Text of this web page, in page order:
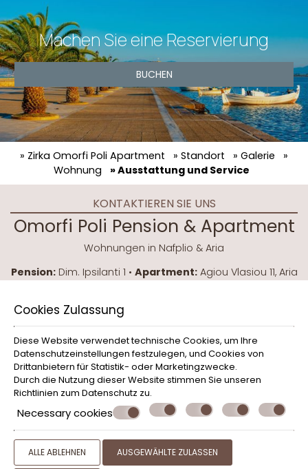
Machen Sie eine Reservierung
BUCHEN
» Zirka Omorfi Poli Apartment » Standort » Galerie
»
Wohnung
» Ausstattung und Service
KONTAKTIEREN SIE UNS
Omorfi Poli Pension & Apartment
Wohnungen in Nafplio & Aria
Pension:Dim. Ipsilanti 1 • Apartment:Agiou Vlasiou 11, Aria
Nafplio - Argolida 21100 - Greece
+30 2752021565
sofroni5@otenet.gr
Check-in 15:00 Check-out 11:00
Geöffnet 1.04 - 31.10
Cookies Zulassung
Diese Website verwendet technische Cookies, um Ihre
Datenschutzeinstellungen festzulegen, und Cookies von
Drittanbietern für Statistik- oder Marketingzwecke.
Durch die Nutzung dieser Website stimmen Sie unseren
Richtlinien zum Datenschutz zu.
Necessary cookies
ALLE ABLEHNEN AUSGEWÄHLTE ZULASSEN